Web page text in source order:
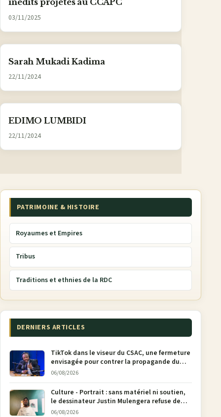
inédits projetés au CCAPC
03/11/2025
Sarah Mukadi Kadima
22/11/2024
EDIMO LUMBIDI
22/11/2024
PATRIMOINE & HISTOIRE
Royaumes et Empires
Tribus
Traditions et ethnies de la RDC
DERNIERS ARTICLES
TikTok dans le viseur du CSAC, une fermeture
envisagée pour contrer la propagande du
M23
06/08/2026
Culture - Portrait : sans matériel ni soutien,
le dessinateur Justin Mulengera refuse de
poser son crayon
06/08/2026